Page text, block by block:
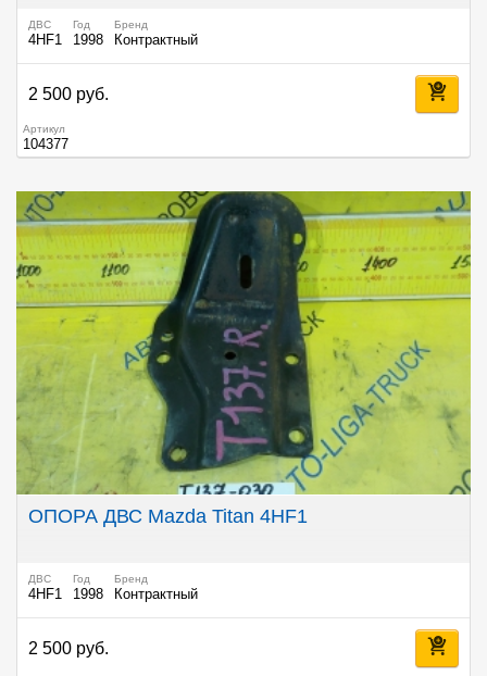
ДВС
4HF1
Год
1998
Бренд
Контрактный
2 500 руб.
Артикул
104377
ОПОРА ДВС Mazda Titan 4HF1
ДВС
4HF1
Год
1998
Бренд
Контрактный
2 500 руб.